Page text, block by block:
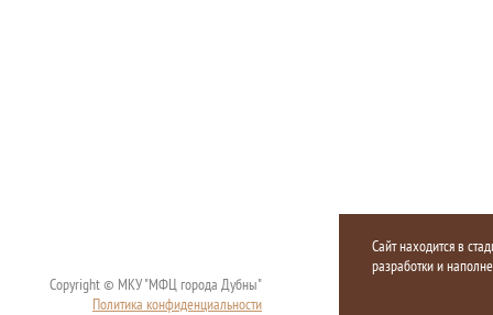
Copyright © МКУ "МФЦ города Дубны"
Политика конфиденциальности
Сайт находится в
разработки и